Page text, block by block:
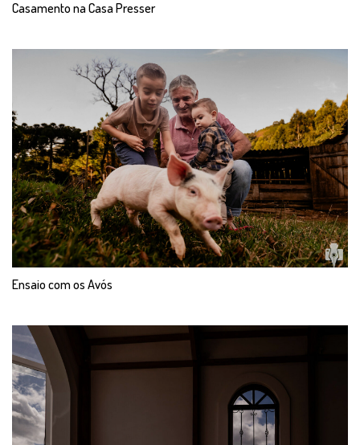
Casamento na Casa Presser
Ensaio com os Avós